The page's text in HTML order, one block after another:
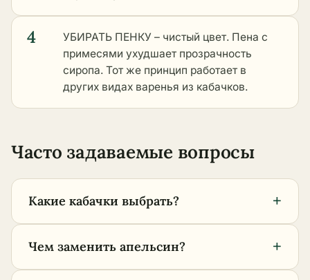
4
УБИРАТЬ ПЕНКУ – чистый цвет. Пена с
примесями ухудшает прозрачность
сиропа. Тот же принцип работает в
других видах варенья из кабачков.
Часто задаваемые вопросы
Какие кабачки выбрать? +
Чем заменить апельсин? +